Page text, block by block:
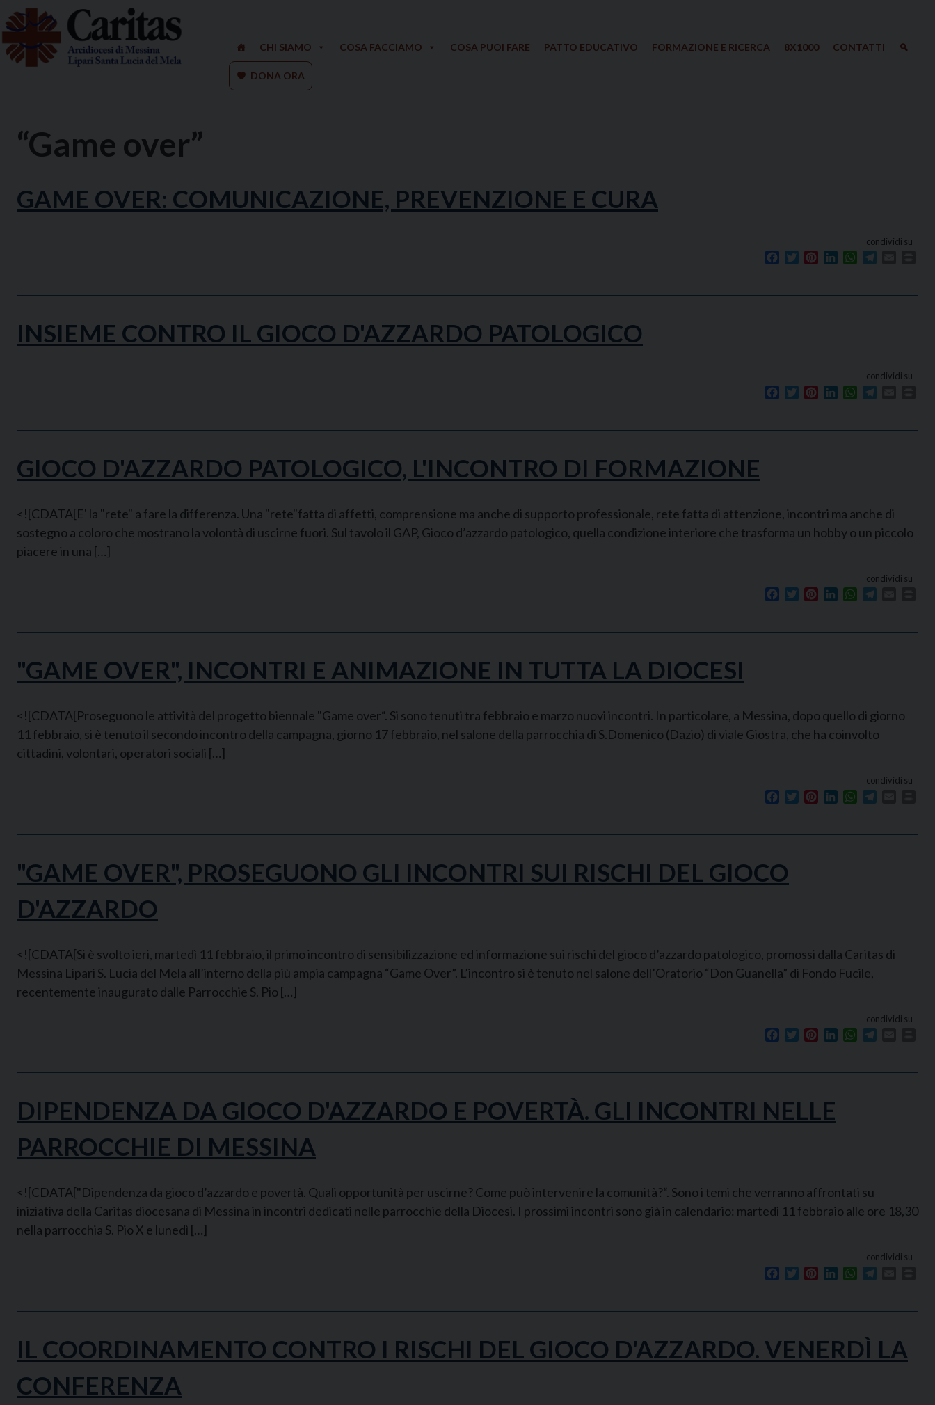
Skip
to
content
CHI SIAMO COSA FACCIAMO COSA PUOI FARE PATTO EDUCATIVO FORMAZIONE E RICERCA 8X1000 CONTATTI
DONA ORA
“Game over”
GAME OVER: COMUNICAZIONE, PREVENZIONE E CURA
condividi su
Facebook
TwitterPinterestLinkedInWhatsApp
INSIEME CONTRO IL GIOCO D'AZZARDO PATOLOGICO
condividi su
Facebook
TwitterPinterestLinkedInWhatsApp
GIOCO D'AZZARDO PATOLOGICO, L'INCONTRO DI FORMAZIONE
<![CDATA[E' la "rete" a fare la differenza. Una "rete"fatta di affetti, comprensione ma anche di supporto professionale, rete fatta di attenzione, incontri ma anche di
sostegno a coloro che mostrano la volontà di uscirne fuori. Sul tavolo il GAP, Gioco d’azzardo patologico, quella condizione interiore che trasforma un hobby o un piccolo
piacere in una […]
condividi su
Facebook
TwitterPinterestLinkedInWhatsApp
"GAME OVER", INCONTRI E ANIMAZIONE IN TUTTA LA DIOCESI
<![CDATA[Proseguono le attività del progetto biennale "Game over“. Si sono tenuti tra febbraio e marzo nuovi incontri. In particolare, a Messina, dopo quello di giorno
11 febbraio, si è tenuto il secondo incontro della campagna, giorno 17 febbraio, nel salone della parrocchia di S.Domenico (Dazio) di viale Giostra, che ha coinvolto
cittadini, volontari, operatori sociali […]
condividi su
Facebook
TwitterPinterestLinkedInWhatsApp
"GAME OVER", PROSEGUONO GLI INCONTRI SUI RISCHI DEL GIOCO
D'AZZARDO
<![CDATA[Si è svolto ieri, martedì 11 febbraio, il primo incontro di sensibilizzazione ed informazione sui rischi del gioco d’azzardo patologico, promossi dalla Caritas di
Messina Lipari S. Lucia del Mela all’interno della più ampia campagna “Game Over”. L’incontro si è tenuto nel salone dell’Oratorio “Don Guanella” di Fondo Fucile,
recentemente inaugurato dalle Parrocchie S. Pio […]
condividi su
Facebook
TwitterPinterestLinkedInWhatsApp
DIPENDENZA DA GIOCO D'AZZARDO E POVERTÀ. GLI INCONTRI NELLE
PARROCCHIE DI MESSINA
<![CDATA["Dipendenza da gioco d’azzardo e povertà. Quali opportunità per uscirne? Come può intervenire la comunità?“. Sono i temi che verranno affrontati su
iniziativa della Caritas diocesana di Messina in incontri dedicati nelle parrocchie della Diocesi. I prossimi incontri sono già in calendario: martedì 11 febbraio alle ore 18,30
nella parrocchia S. Pio X e lunedì […]
condividi su
Facebook
TwitterPinterestLinkedInWhatsApp
IL COORDINAMENTO CONTRO I RISCHI DEL GIOCO D'AZZARDO. VENERDÌ LA
CONFERENZA